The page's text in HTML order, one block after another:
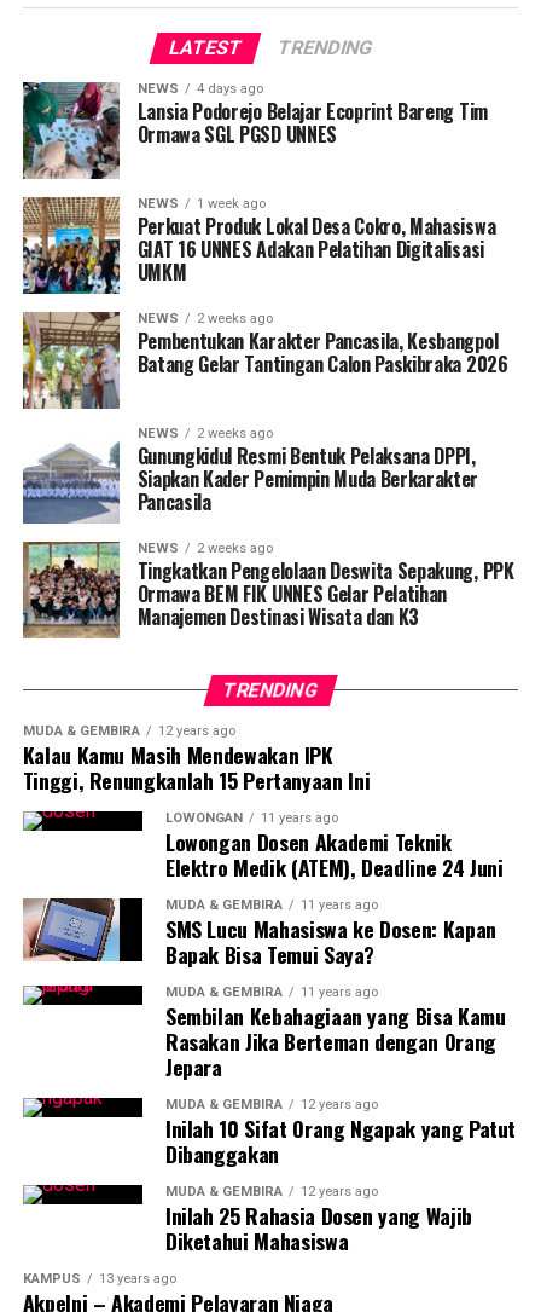
LATEST TRENDING
NEWS 4 days ago
Lansia Podorejo Belajar Ecoprint Bareng Tim
Ormawa SGL PGSD UNNES
NEWS 1 week ago
Perkuat Produk Lokal Desa Cokro, Mahasiswa
GIAT 16 UNNES Adakan Pelatihan Digitalisasi
UMKM
NEWS 2 weeks ago
Pembentukan Karakter Pancasila, Kesbangpol
Batang Gelar Tantingan Calon Paskibraka 2026
NEWS 2 weeks ago
Gunungkidul Resmi Bentuk Pelaksana DPPI,
Siapkan Kader Pemimpin Muda Berkarakter
Pancasila
NEWS 2 weeks ago
Tingkatkan Pengelolaan Deswita Sepakung, PPK
Ormawa BEM FIK UNNES Gelar Pelatihan
Manajemen Destinasi Wisata dan K3
TRENDING
MUDA & GEMBIRA 12 years ago
Kalau Kamu Masih Mendewakan IPK
Tinggi, Renungkanlah 15 Pertanyaan Ini
LOWONGAN 11 years ago
Lowongan Dosen Akademi Teknik
Elektro Medik (ATEM), Deadline 24 Juni
MUDA & GEMBIRA 11 years ago
SMS Lucu Mahasiswa ke Dosen: Kapan
Bapak Bisa Temui Saya?
MUDA & GEMBIRA 11 years ago
Sembilan Kebahagiaan yang Bisa Kamu
Rasakan Jika Berteman dengan Orang
Jepara
MUDA & GEMBIRA 12 years ago
Inilah 10 Sifat Orang Ngapak yang Patut
Dibanggakan
MUDA & GEMBIRA 12 years ago
Inilah 25 Rahasia Dosen yang Wajib
Diketahui Mahasiswa
KAMPUS 13 years ago
Akpelni – Akademi Pelayaran Niaga